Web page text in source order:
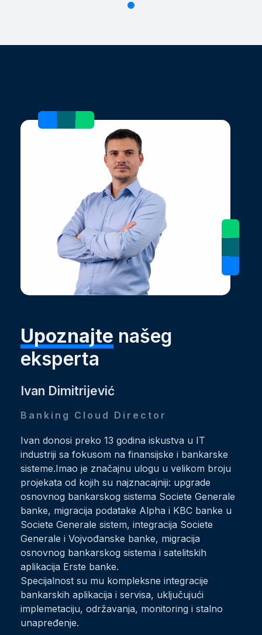
Upoznajte našeg
eksperta
Ivan Dimitrijević
Banking Cloud Director
Ivan donosi preko 13 godina iskustva u IT
industriji sa fokusom na finansijske i bankarske
sisteme.Imao je značajnu ulogu u velikom broju
projekata od kojih su najznacajniji: upgrade
osnovnog bankarskog sistema Societe Generale
banke, migracija podatake Alpha i KBC banke u
Societe Generale sistem, integracija Societe
Generale i Vojvođanske banke, migracija
osnovnog bankarskog sistema i satelitskih
aplikacija Erste banke.
Specijalnost su mu kompleksne integracije
bankarskih aplikacija i servisa, uključujući
implemetaciju, održavanja, monitoring i stalno
unapređenje.